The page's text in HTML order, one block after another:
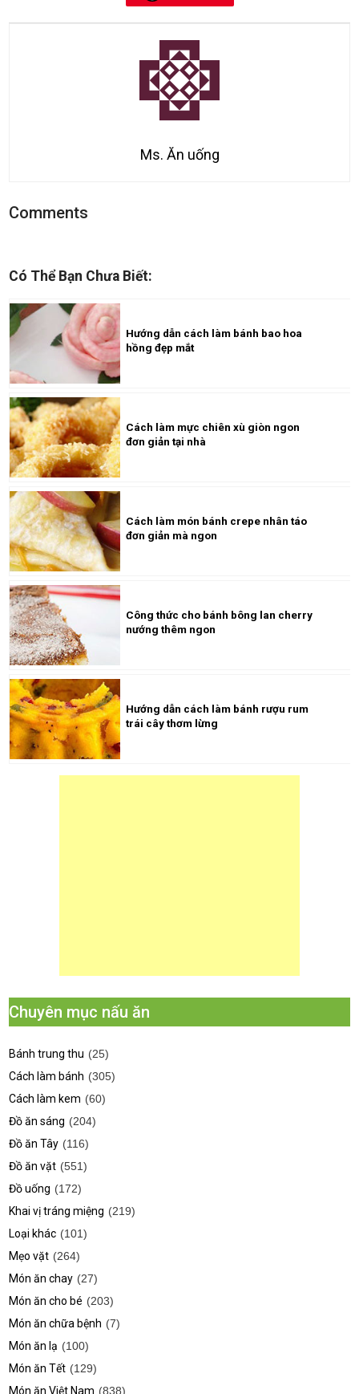
Ms. Ăn uống
Comments
Có Thể Bạn Chưa Biết:
Hướng dẫn cách làm bánh bao hoa
hồng đẹp mắt
Cách làm mực chiên xù giòn ngon
đơn giản tại nhà
Cách làm món bánh crepe nhân táo
đơn giản mà ngon
Công thức cho bánh bông lan cherry
nướng thêm ngon
Hướng dẫn cách làm bánh rượu rum
trái cây thơm lừng
Chuyên mục nấu ăn
Bánh trung thu (25)
Cách làm bánh (305)
Cách làm kem (60)
Đồ ăn sáng (204)
Đồ ăn Tây (116)
Đồ ăn vặt (551)
Đồ uống (172)
Khai vị tráng miệng (219)
Loại khác (101)
Mẹo vặt (264)
Món ăn chay (27)
Món ăn cho bé (203)
Món ăn chữa bệnh (7)
Món ăn lạ (100)
Món ăn Tết (129)
Món ăn Việt Nam (838)